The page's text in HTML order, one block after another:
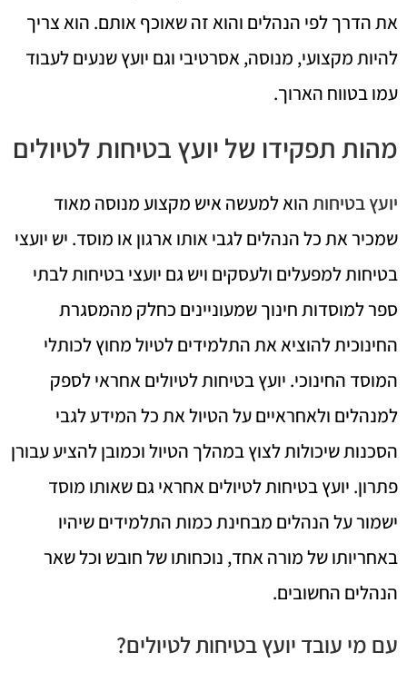
את הדרך לפי הנהלים והוא זה שאוכף אותם. הוא צריך
להיות מקצועי, מנוסה, אסרטיבי וגם יועץ שנעים לעבוד
עמו בטווח הארוך.
מהות תפקידו של יועץ בטיחות לטיולים
יועץ בטיחותהוא למעשה איש מקצוע מנוסה מאוד
שמכיר את כל הנהלים לגבי אותו ארגון או מוסד. יש יועצי
בטיחות למפעלים ולעסקים ויש גם יועצי בטיחות לבתי
ספר למוסדות חינוך שמעוניינים כחלק מהמסגרת
החינוכית להוציא את התלמידים לטיול מחוץ לכותלי
המוסד החינוכי. יועץ בטיחות לטיולים אחראי לספק
למנהלים ולאחראיים על הטיול את כל המידע לגבי
הסכנות שיכולות לצוץ במהלך הטיול וכמובן להציע עבורן
פתרון. יועץ בטיחות לטיולים אחראי גם שאותו מוסד
ישמור על הנהלים מבחינת כמות התלמידים שיהיו
באחריותו של מורה אחד, נוכחותו של חובש וכל שאר
הנהלים החשובים.
עם מי עובד יועץ בטיחות לטיולים?